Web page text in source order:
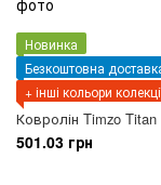
Новинка
Безкоштовна
+ інші кольори
Ковролін Timzo Titan
501.03 грн